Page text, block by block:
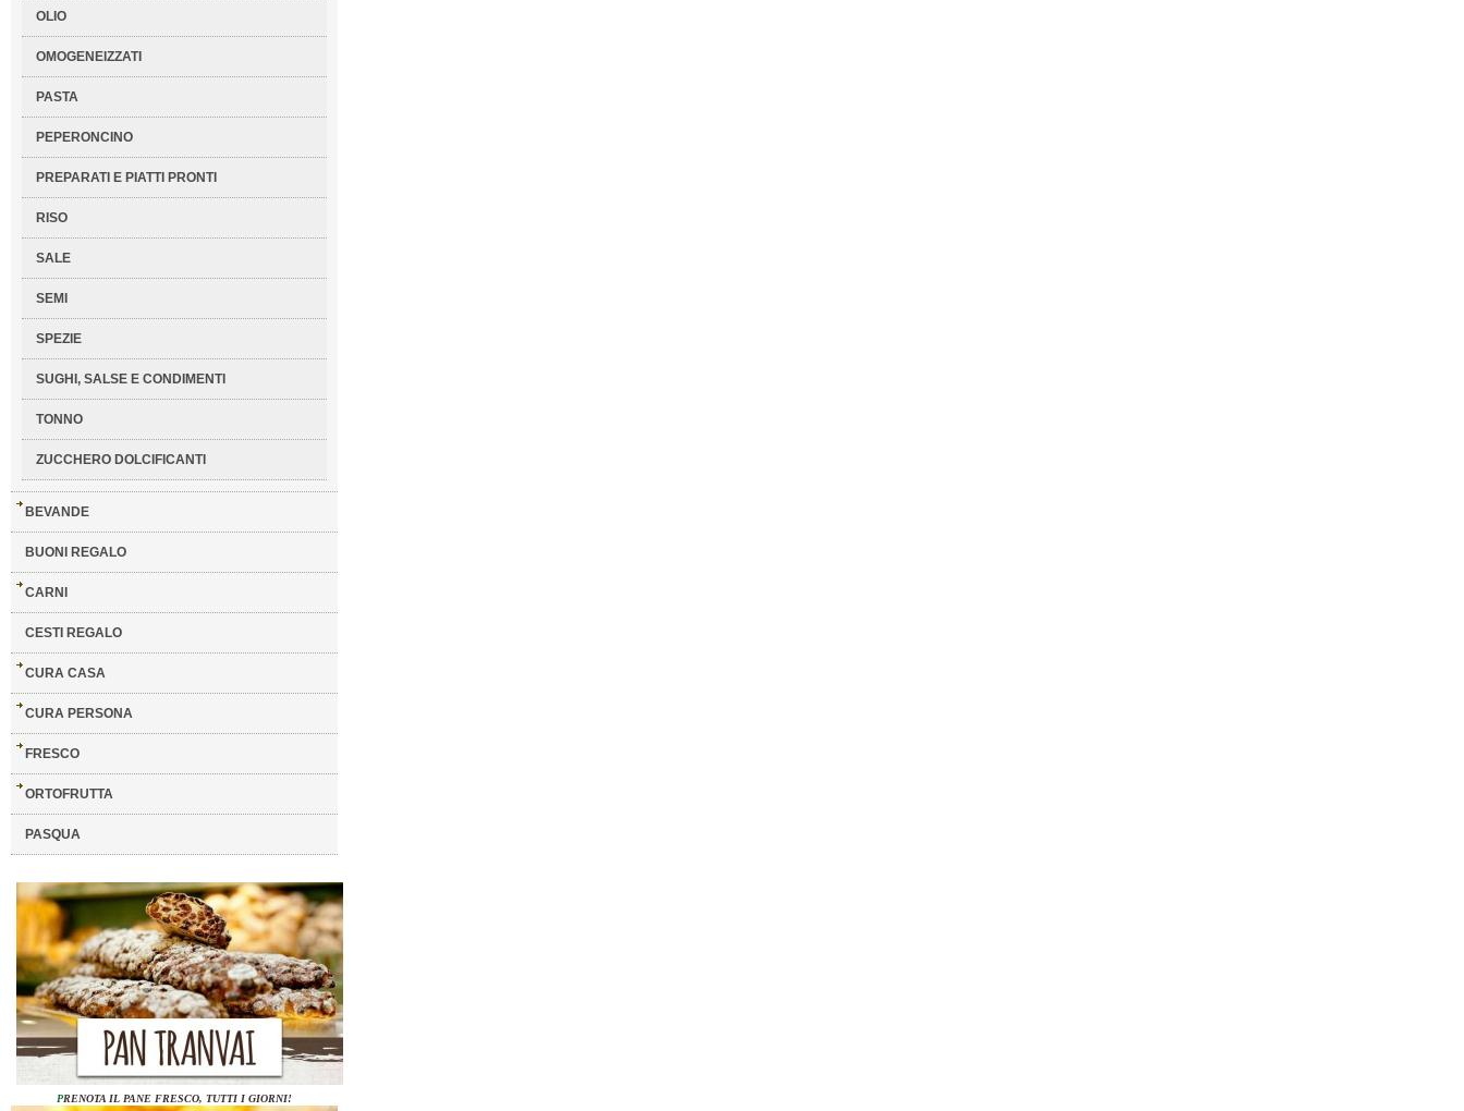
OLIO
OMOGENEIZZATI
PASTA
PEPERONCINO
PREPARATI E PIATTI PRONTI
RISO
SALE
SEMI
SPEZIE
SUGHI, SALSE E CONDIMENTI
TONNO
ZUCCHERO DOLCIFICANTI
BEVANDE
BUONI REGALO
CARNI
CESTI REGALO
CURA CASA
CURA PERSONA
FRESCO
ORTOFRUTTA
PASQUA
PRENOTA IL PANE FRESCO, TUTTI I GIORNI!